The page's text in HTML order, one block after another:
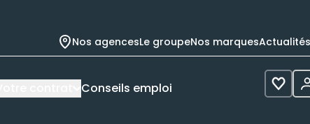
Nos agencesLe groupeNos marquesActualités
Conseils emploi Voir